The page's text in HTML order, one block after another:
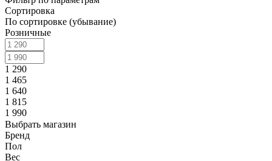
Сортировка
По сортировке (убывание)
Розничные
1 290
1 465
1 640
1 815
1 990
Выбрать магазин
Бренд
Пол
Вес